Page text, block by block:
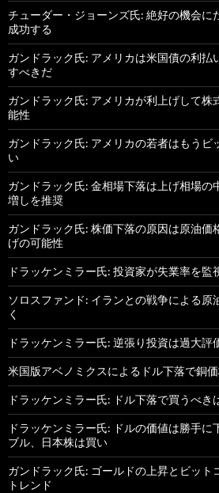
チューダー・ジョーンズ氏: 絶好の機会に
成功する
ガンドラック氏: アメリカは米国債の利払
すべきだ
ガンドラック氏: アメリカが利上げして株
能性
ガンドラック氏: アメリカの若者はもうビ
い
ガンドラック氏: 金相場下落は上げ相場の
増しを推奨
ガンドラック氏: 株価下落の原因は原油価
げの可能性
ドラッケンミラー氏: 投資家が失業率を監
ソロスファンド: イランとの戦争による原
く
ドラッケンミラー氏: 逆張り投資は過大評
米国版アベノミクスによるドル下落で銅
ドラッケンミラー氏: ドル下落で買うべき
ドラッケンミラー氏: ドルの価値は勝手
ブル、日本株は買い
ガンドラック氏: ゴールドの上昇とビット
トレンド